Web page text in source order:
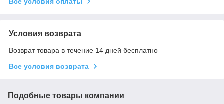
Условия возврата
Возврат товара в течение 14 дней бесплатно
Все условия возврата
Подобные товары компании